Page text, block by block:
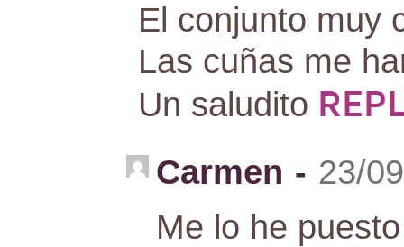
El conjunto muy
Las cuñas me
Un saludito
Carmen - 23/
Me lo he